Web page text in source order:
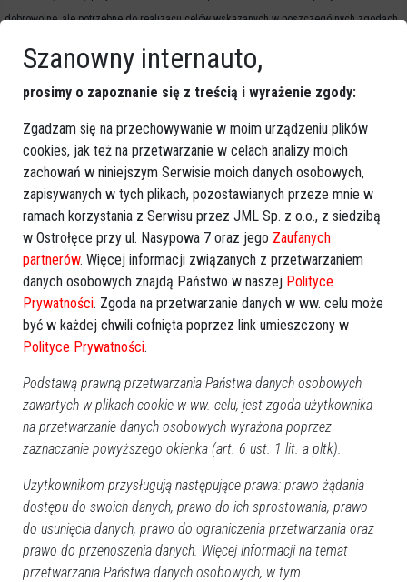
dobrowolne, ale potrzebne do realizacji celów wskazanych w poszczególnych zgodach
procesu rekrutacji.
3. Przetwarzanie danych odbywa się na podstawie wyrażonej zgody do czasu jej
wycofania lub, w przypadku wyrażenia zgodny jedynie na udział w konkretnym procesie
rekrutacji, do jego zakończenia.
4. Przetwarzanie danych może odbywać się na podstawie prawnie uzasadnionego
interesu administratora w celu ustalenia, dochodzenia lub ochrony roszczeń do czasu
ich ustawowego wygaśnięcia.
5. Zgoda na przetwarzanie danych może zostać cofnięta w dowolnym czasie, nie wpływa
6. Przysługuje Pani/Panu prawo dostępu do swoich danych, ich sprostowania, usunięcia,
przeniesienia oraz ograniczenia przetwarzania przez administratora, a także prawo do
sprzeciwu wobec przetwarzania danych przez administratora oraz prawo wniesienia
skargi do Prezesa Urzędu Ochrony Danych Osobowych.
7. Kontakt z powołanym przez administratora Inspektorem Ochrony Danych jest możliwy
za pośrednictwem adresu e-mail: kontakt@hydro-instal.pl
Szanowny internauto,
prosimy o zapoznanie się z treścią i wyrażenie zgody:
Zgadzam się na przechowywanie w moim urządzeniu plików
cookies, jak też na przetwarzanie w celach analizy moich
zachowań w niniejszym Serwisie moich danych osobowych,
zapisywanych w tych plikach, pozostawianych przeze mnie w
ramach korzystania z Serwisu przez JML Sp. z o.o., z siedzibą
w Ostrołęce przy ul. Nasypowa 7 oraz jego Zaufanych
partnerów. Więcej informacji związanych z przetwarzaniem
danych osobowych znajdą Państwo w naszej Polityce
Prywatności. Zgoda na przetwarzanie danych w ww. celu może
być w każdej chwili cofnięta poprzez link umieszczony w
Polityce Prywatności.
Podstawą prawną przetwarzania Państwa danych osobowych
zawartych w plikach cookie w ww. celu, jest zgoda użytkownika
na przetwarzanie danych osobowych wyrażona poprzez
zaznaczanie powyższego okienka (art. 6 ust. 1 lit. a pltk).
Użytkownikom przysługują następujące prawa: prawo żądania
dostępu do swoich danych, prawo do ich sprostowania, prawo
do usunięcia danych, prawo do ograniczenia przetwarzania oraz
prawo do przenoszenia danych. Więcej informacji na temat
przetwarzania Państwa danych osobowych, w tym